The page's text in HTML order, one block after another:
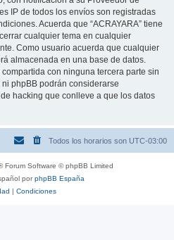
IP de todos los envíos son registradas
Acuerda que “ACRAYARA” tiene
cualquier tema en cualquier
Como usuario acuerda que cualquier
almacenada en una base de datos.
con ninguna tercera parte sin
ni phpBB podrán considerarse
hacking que conlleve a que los datos
Todos los horarios son UTC-03:00
Forum Software © phpBB Limited
porphpBB España
| Condiciones